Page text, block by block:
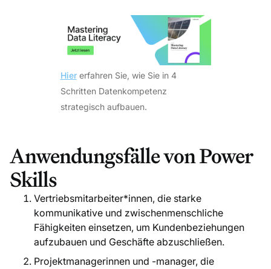
Hiererfahren Sie, wie Sie in 4
Schritten Datenkompetenz
strategisch aufbauen.
Anwendungsfälle von Power
Skills
Vertriebsmitarbeiter*innen, die starke
kommunikative und zwischenmenschliche
Fähigkeiten einsetzen, um Kundenbeziehungen
aufzubauen und Geschäfte abzuschließen.
Projektmanagerinnen und -manager, die